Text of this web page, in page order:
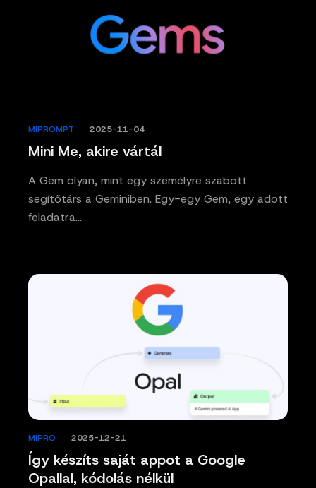
Mini Me, akire vártál
MIPROMPT 2025-11-04
A Gem olyan, mint egy személyre szabott
segítőtárs a Geminiben. Egy-egy Gem, egy adott
feladatra…
Így készíts saját appot a Google
Opallal, kódolás nélkül
MIPRO 2025-12-21